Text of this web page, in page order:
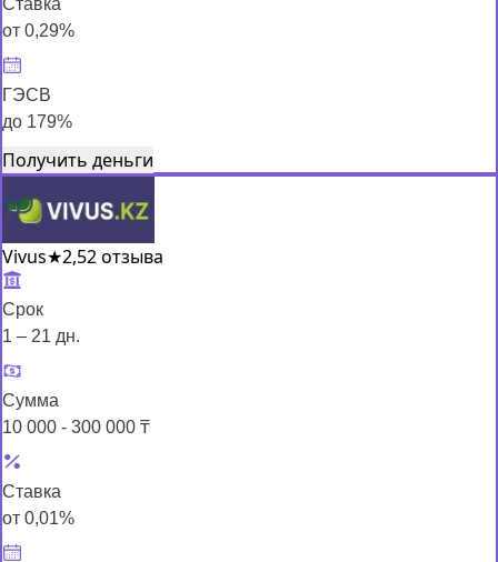
от 0,29%
ГЭСВ
до 179%
Получить деньги
Vivus★2,52 отзыва
Срок
1 – 21 дн.
Сумма
10 000 - 300 000 ₸
Ставка
от 0,01%